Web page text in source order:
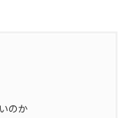
のか